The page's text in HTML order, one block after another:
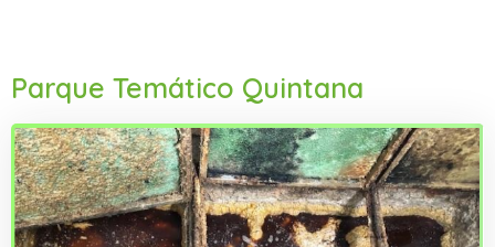
Parque Temático Quintana